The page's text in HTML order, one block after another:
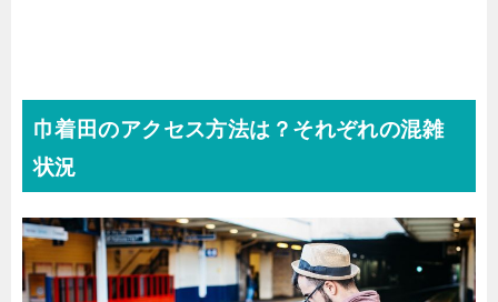
巾着田のアクセス方法は？それぞれの混雑
状況